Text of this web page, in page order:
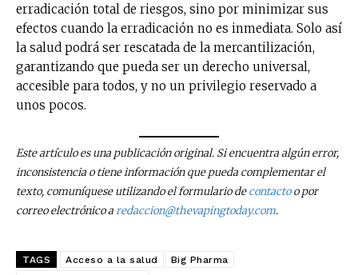
erradicación total de riesgos, sino por minimizar sus
efectos cuando la erradicación no es inmediata. Solo así
la salud podrá ser rescatada de la mercantilización,
garantizando que pueda ser un derecho universal,
accesible para todos, y no un privilegio reservado a
unos pocos.
Este artículo es una publicación original. Si encuentra algún error,
inconsistencia o tiene información que pueda complementar el
texto, comuníquese utilizando el formulario decontactoo por
correo electrónico aredaccion@thevapingtoday.com.
TAGS Acceso a la salud
Big Pharma